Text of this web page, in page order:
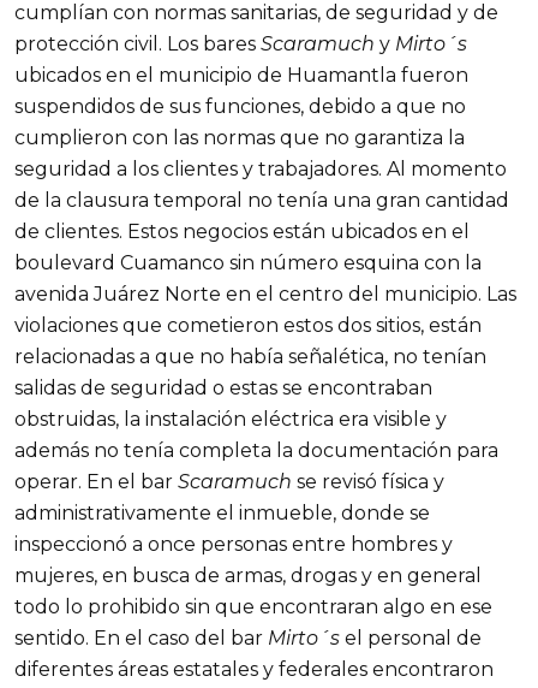
cumplían con normas sanitarias, de seguridad y de
protección civil. Los bares Scaramuch y Mirto´s
ubicados en el municipio de Huamantla fueron
suspendidos de sus funciones, debido a que no
cumplieron con las normas que no garantiza la
seguridad a los clientes y trabajadores. Al momento
de la clausura temporal no tenía una gran cantidad
de clientes. Estos negocios están ubicados en el
boulevard Cuamanco sin número esquina con la
avenida Juárez Norte en el centro del municipio. Las
violaciones que cometieron estos dos sitios, están
relacionadas a que no había señalética, no tenían
salidas de seguridad o estas se encontraban
obstruidas, la instalación eléctrica era visible y
además no tenía completa la documentación para
operar. En el bar Scaramuch se revisó física y
administrativamente el inmueble, donde se
inspeccionó a once personas entre hombres y
mujeres, en busca de armas, drogas y en general
todo lo prohibido sin que encontraran algo en ese
sentido. En el caso del bar Mirto´s el personal de
diferentes áreas estatales y federales encontraron